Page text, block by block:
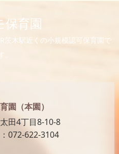
保育園
茨木駅近くの小規模認可保育園で
。
園（本園）
田4丁目8-10-8
072-622-3104